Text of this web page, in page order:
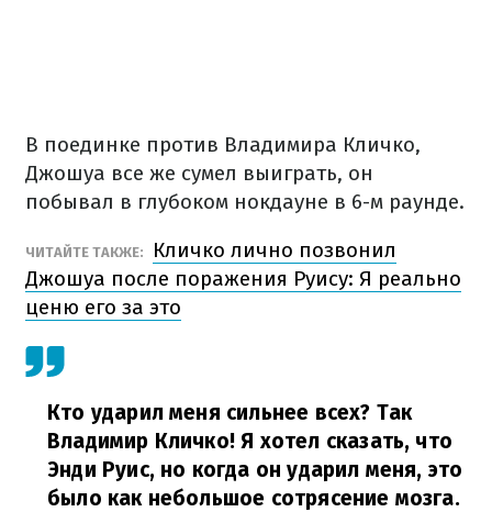
В поединке против Владимира Кличко,
Джошуа все же сумел выиграть, он
побывал в глубоком нокдауне в 6-м раунде.
ЧИТАЙТЕ ТАКЖЕ:
Кличко лично позвонил
Джошуа после поражения Руису: Я реально
ценю его за это
Кто ударил меня сильнее всех? Так
Владимир Кличко! Я хотел сказать, что
Энди Руис, но когда он ударил меня, это
было как небольшое сотрясение мозга.